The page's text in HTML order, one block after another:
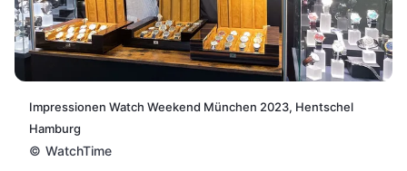
Impressionen Watch Weekend München 2023, Hentschel
Hamburg
© WatchTime